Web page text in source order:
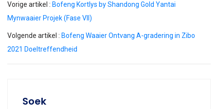
Soek
Vorige artikel : Bofeng Kortlys by Shandong Gold Yantai
Mynwaaier Projek (Fase VII)
Volgende artikel : Bofeng Waaier Ontvang A-gradering in Zibo
2021 Doeltreffendheid